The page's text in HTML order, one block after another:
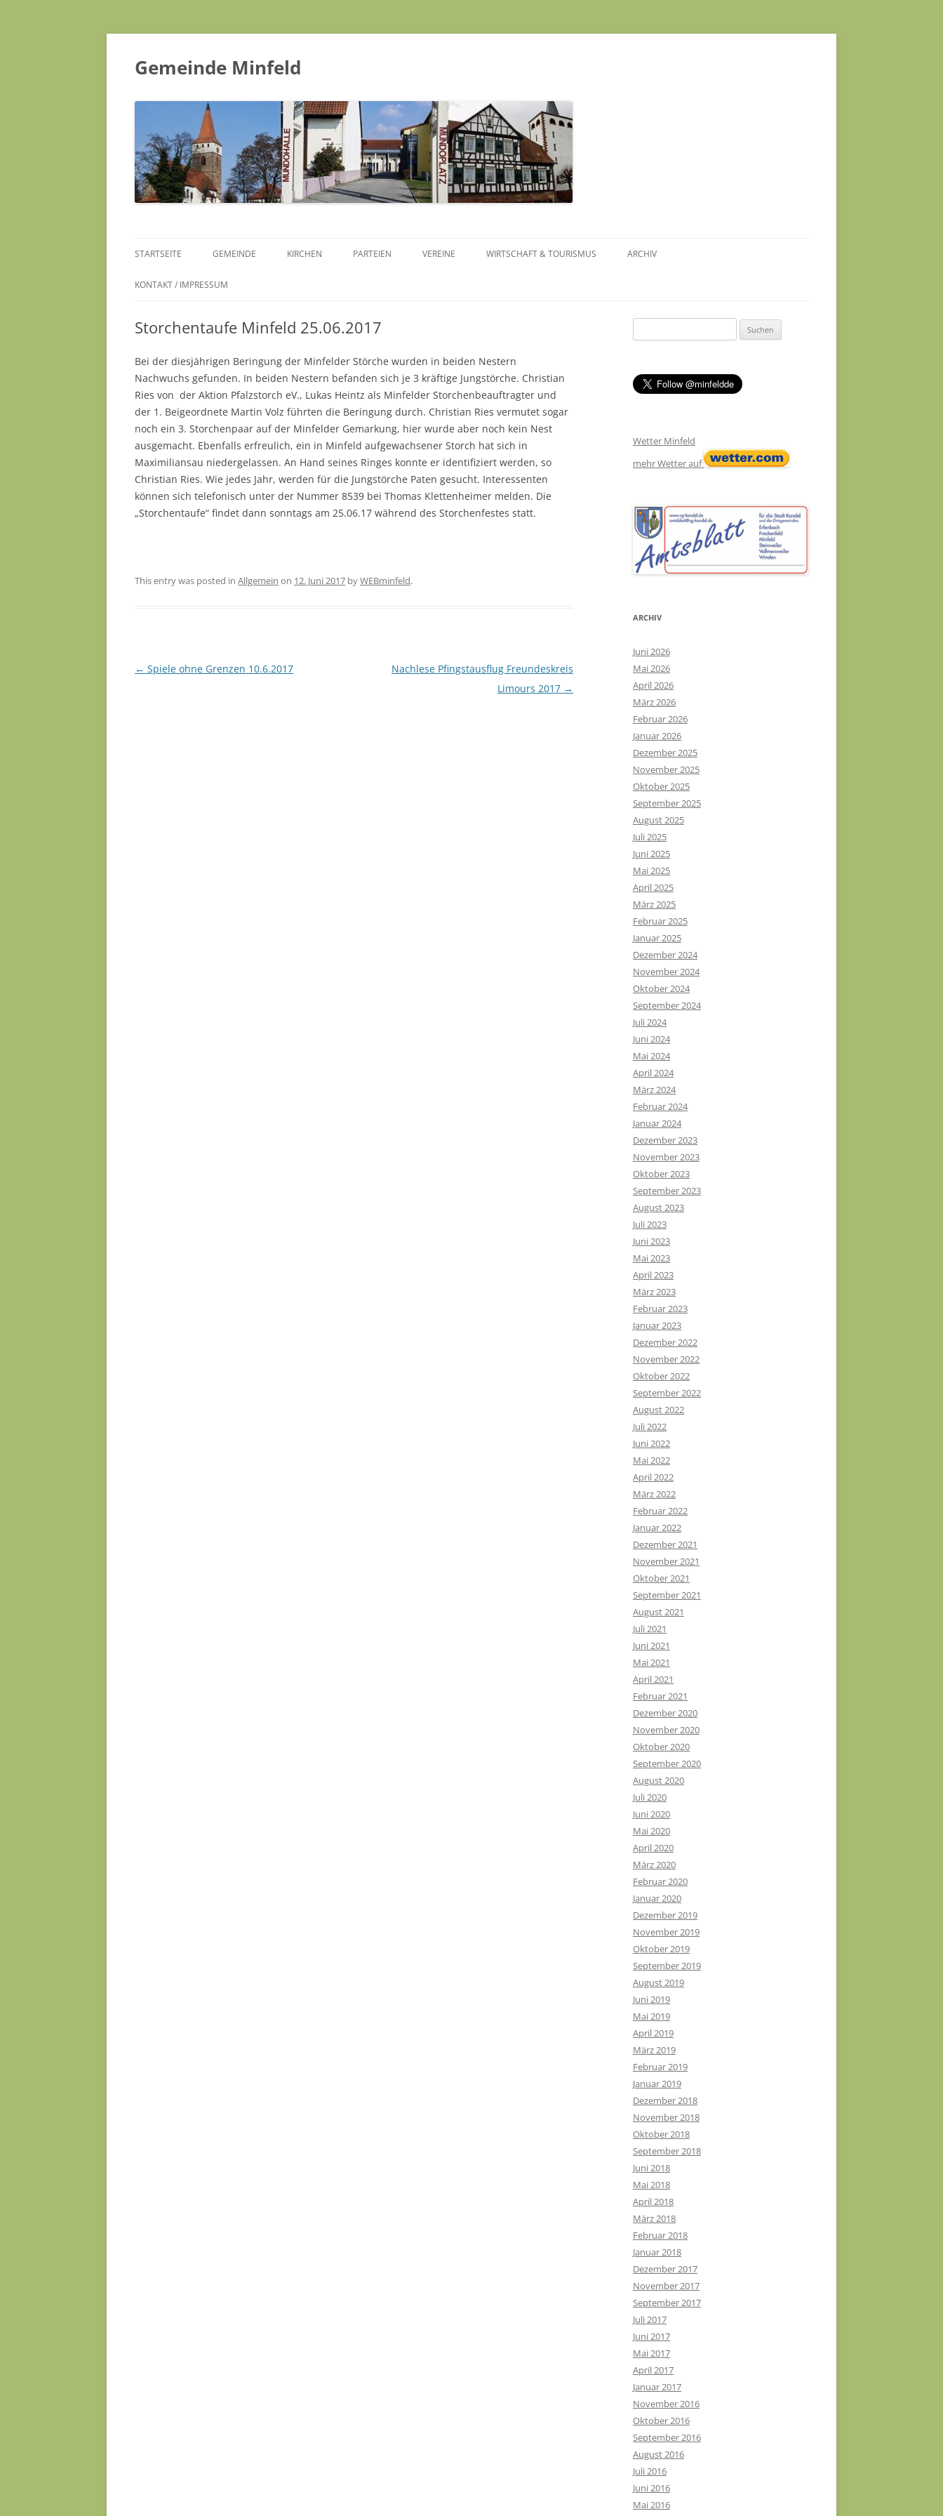
Gemeinde Minfeld
STARTSEITE GEMEINDE KIRCHEN PARTEIEN VEREINE WIRTSCHAFT & TOURISMUS ARCHIV
KONTAKT / IMPRESSUM
Storchentaufe Minfeld 25.06.2017
Bei der diesjährigen Beringung der Minfelder Störche wurden in beiden Nestern
Nachwuchs gefunden. In beiden Nestern befanden sich je 3 kräftige Jungstörche. Christian
Ries von der Aktion Pfalzstorch eV., Lukas Heintz als Minfelder Storchenbeauftragter und
der 1. Beigeordnete Martin Volz führten die Beringung durch. Christian Ries vermutet sogar
noch ein 3. Storchenpaar auf der Minfelder Gemarkung, hier wurde aber noch kein Nest
ausgemacht. Ebenfalls erfreulich, ein in Minfeld aufgewachsener Storch hat sich in
Maximiliansau niedergelassen. An Hand seines Ringes konnte er identifiziert werden, so
Christian Ries. Wie jedes Jahr, werden für die Jungstörche Paten gesucht. Interessenten
können sich telefonisch unter der Nummer 8539 bei Thomas Klettenheimer melden. Die
„Storchentaufe“ findet dann sonntags am 25.06.17 während des Storchenfestes statt.
This entry was posted in Allgemein on 12. Juni 2017 byWEBminfeld.
Post navigation
← Spiele ohne Grenzen 10.6.2017
Nachlese Pfingstausflug Freundeskreis
Limours 2017 →
nach:
Wetter Minfeld
mehr Wetter auf
ARCHIV
Juni 2026
Mai 2026
April 2026
März 2026
Februar 2026
Januar 2026
Dezember 2025
November 2025
Oktober 2025
September 2025
August 2025
Juli 2025
Juni 2025
Mai 2025
April 2025
März 2025
Februar 2025
Januar 2025
Dezember 2024
November 2024
Oktober 2024
September 2024
Juli 2024
Juni 2024
Mai 2024
April 2024
März 2024
Februar 2024
Januar 2024
Dezember 2023
November 2023
Oktober 2023
September 2023
August 2023
Juli 2023
Juni 2023
Mai 2023
April 2023
März 2023
Februar 2023
Januar 2023
Dezember 2022
November 2022
Oktober 2022
September 2022
August 2022
Juli 2022
Juni 2022
Mai 2022
April 2022
März 2022
Februar 2022
Januar 2022
Dezember 2021
November 2021
Oktober 2021
September 2021
August 2021
Juli 2021
Juni 2021
Mai 2021
April 2021
Februar 2021
Dezember 2020
November 2020
Oktober 2020
September 2020
August 2020
Juli 2020
Juni 2020
Mai 2020
April 2020
März 2020
Februar 2020
Januar 2020
Dezember 2019
November 2019
Oktober 2019
September 2019
August 2019
Juni 2019
Mai 2019
April 2019
März 2019
Februar 2019
Januar 2019
Dezember 2018
November 2018
Oktober 2018
September 2018
Juni 2018
Mai 2018
April 2018
März 2018
Februar 2018
Januar 2018
Dezember 2017
November 2017
September 2017
Juli 2017
Juni 2017
Mai 2017
April 2017
Januar 2017
November 2016
Oktober 2016
September 2016
August 2016
Juli 2016
Juni 2016
Mai 2016